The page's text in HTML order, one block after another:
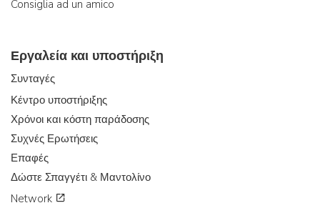
Consiglia ad un amico
Εργαλεία και υποστήριξη
Συνταγές
Κέντρο υποστήριξης
Χρόνοι και κόστη παράδοσης
Συχνές Ερωτήσεις
Επαφές
Δώστε Σπαγγέτι & Μαντολίνο
Network